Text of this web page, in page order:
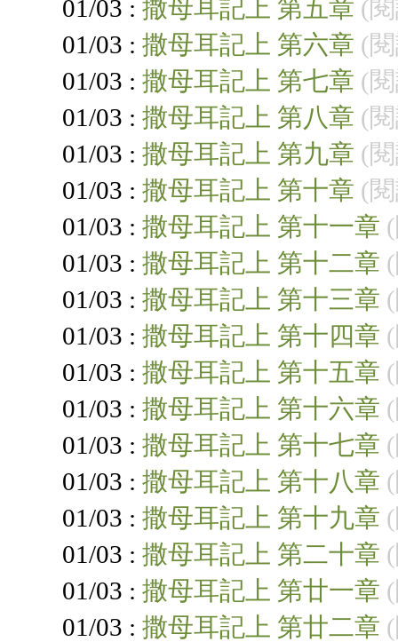
01/03 : 撒母耳記上 第五章 (
01/03 : 撒母耳記上 第六章 (
01/03 : 撒母耳記上 第七章 (
01/03 : 撒母耳記上 第八章 (
01/03 : 撒母耳記上 第九章 (
01/03 : 撒母耳記上 第十章 (
01/03 : 撒母耳記上 第十一章
01/03 : 撒母耳記上 第十二章
01/03 : 撒母耳記上 第十三章
01/03 : 撒母耳記上 第十四章
01/03 : 撒母耳記上 第十五章
01/03 : 撒母耳記上 第十六章
01/03 : 撒母耳記上 第十七章
01/03 : 撒母耳記上 第十八章
01/03 : 撒母耳記上 第十九章
01/03 : 撒母耳記上 第二十章
01/03 : 撒母耳記上 第廿一章
01/03 : 撒母耳記上 第廿二章